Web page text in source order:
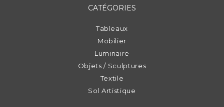
CATÉGORIES
Tableaux
Mobilier
Luminaire
Objets / Sculptures
Textile
Sol Artistique